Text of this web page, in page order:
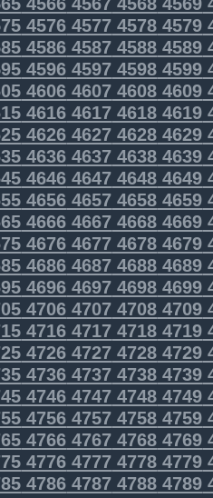
4576 4577 4578 4579
4586 4587 4588 4589
4596 4597 4598 4599
4606 4607 4608 4609
4616 4617 4618 4619
4626 4627 4628 4629
4636 4637 4638 4639
4646 4647 4648 4649
4656 4657 4658 4659
4666 4667 4668 4669
4676 4677 4678 4679
4686 4687 4688 4689
4696 4697 4698 4699
4706 4707 4708 4709
4716 4717 4718 4719
4726 4727 4728 4729
4736 4737 4738 4739
4746 4747 4748 4749
4756 4757 4758 4759
4766 4767 4768 4769
4776 4777 4778 4779
4786 4787 4788 4789